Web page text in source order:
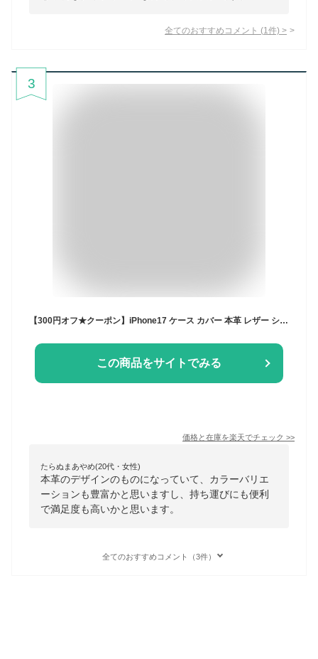
全てのおすすめコメント (1 件) >
3
【300円オフ★クーポン】iPhone17 ケース カバー 本革 レザー シンプル iPhone16 Air 16e iPhone15 iPhoneSE 第3 iPhone14 iPhone13 iPhone12 Pro Max mini iPhone11 Plus おしゃれ 大人 かわいい かっこいい アイフォン メンズ レディース ブランド 高級 HANATORA ハナトラ
この商品をサイトでみる
価格と在庫を楽天でチェック >>
たらぬまあやめ(20代・女性)
本革のデザインのものになっていて、カラーバリエ
ーションも豊富かと思いますし、持ち運びにも便利
で満足度も高いかと思います。
全てのおすすめコメント（3件）